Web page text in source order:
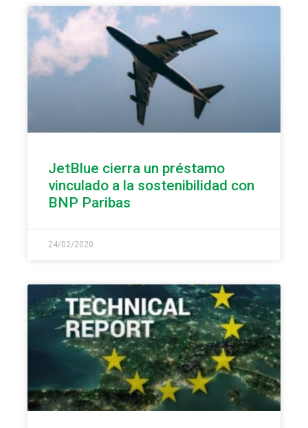
JetBlue cierra un préstamo
vinculado a la sostenibilidad con
BNP Paribas
24/02/2020